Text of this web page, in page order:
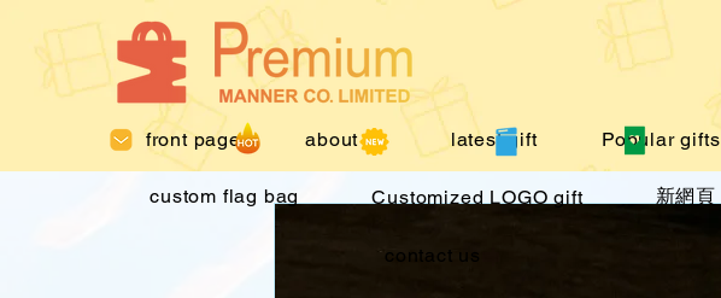
front page about us latest gift Popular gifts
custom flag bag Customized LOGO gift 新網頁
contact us